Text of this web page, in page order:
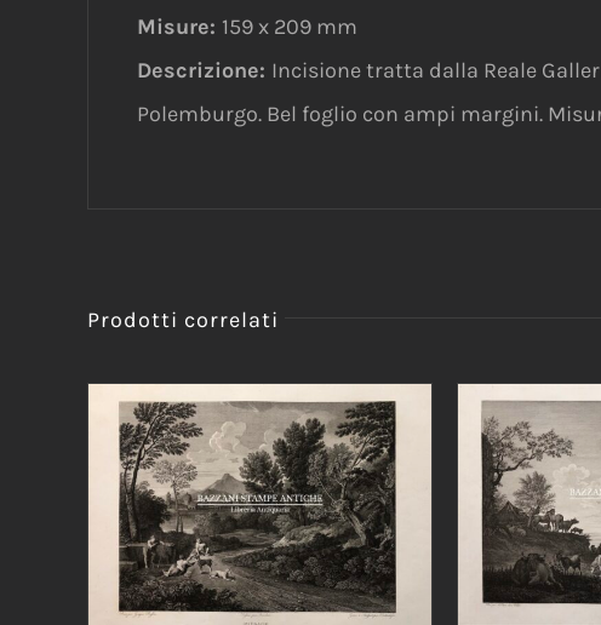
Misure: 159 x 209 mm
Descrizione: Incisione tratta dalla Reale
Polemburgo. Bel foglio con ampi margini.
Prodotti correlati
AGGIUNGI AL CARRELLO
/
DETTAGLI
AGGIUNGI